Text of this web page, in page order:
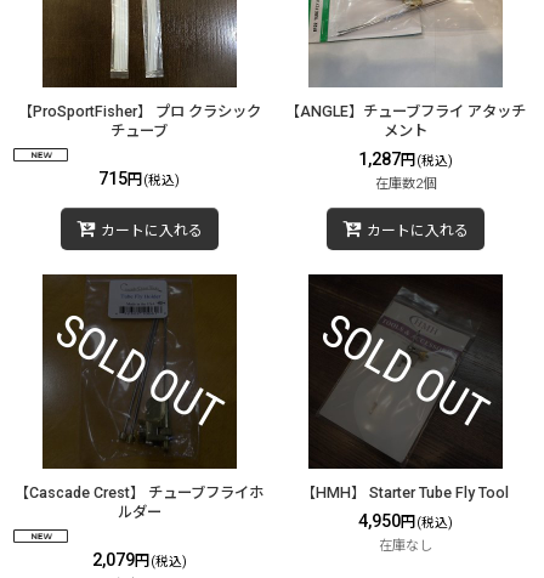
【ProSportFisher】 プロ クラシック
チューブ
715円 (税込)
カートに入れる
【ANGLE】チューブフライ アタッチ
メント
1,287円 (税込)
在庫数2個
カートに入れる
【Cascade Crest】 チューブフライホ
ルダー
2,079円 (税込)
【HMH】 Starter Tube Fly Tool
4,950円 (税込)
在庫なし